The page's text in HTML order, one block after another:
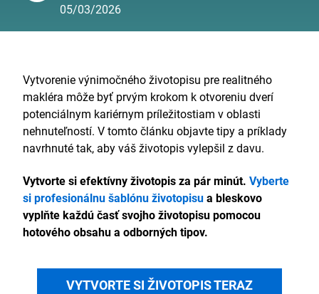
05/03/2026
Vytvorenie výnimočného životopisu pre realitného
makléra môže byť prvým krokom k otvoreniu dverí
potenciálnym kariérnym príležitostiam v oblasti
nehnuteľností. V tomto článku objavte tipy a príklady
navrhnuté tak, aby váš životopis vylepšil z davu.
Vytvorte si efektívny životopis za pár minút. Vyberte
si profesionálnu šablónu životopisua bleskovo
vyplňte každú časť svojho životopisu pomocou
hotového obsahu a odborných tipov.
VYTVORTE SI ŽIVOTOPIS TERAZ